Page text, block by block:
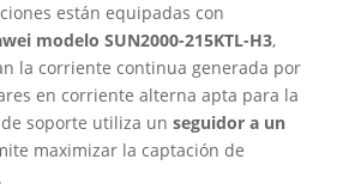
están equipadas con
modelo SUN2000-215KTL-H3,
la corriente continua generada por
en corriente alterna apta para la
soporte utiliza un seguidor a un
maximizar la captación de